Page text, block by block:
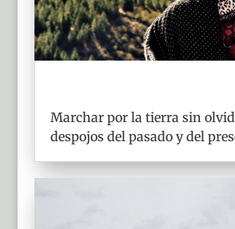
Marchar por la tierra sin
despojos del pasado y del